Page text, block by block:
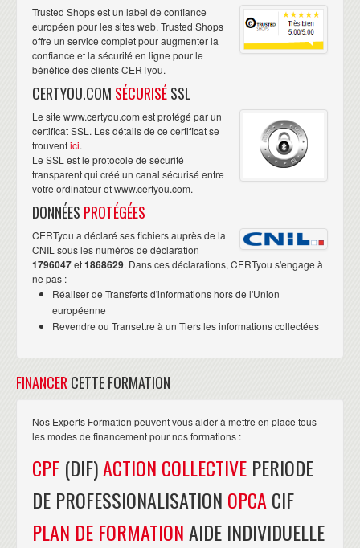
Trusted Shops est un label de confiance
européen pour les sites web. Trusted Shops
offre un service complet pour augmenter la
confiance et la sécurité en ligne pour le
bénéfice des clients CERTyou.
CERTYOU.COM SÉCURISÉSSL
Le site www.certyou.com est protégé par un
certificat SSL. Les détails de ce certificat se
trouventici.
Le SSL est le protocole de sécurité
transparent qui créé un canal sécurisé entre
votre ordinateur et www.certyou.com.
DONNÉES PROTÉGÉES
CERTyou a déclaré ses fichiers auprès de la
CNIL sous les numéros de déclaration
1796047et1868629. Dans ces déclarations, CERTyou s'engage à
ne pas :
Réaliser de Transferts d'informations hors de l'Union
européenne
Revendre ou Transettre à un Tiers les informations collectées
FINANCER CETTE FORMATION
Nos Experts Formation peuvent vous aider à mettre en place tous
les modes de financement pour nos formations :
CPF (DIF)ACTION COLLECTIVE PERIODE
DE PROFESSIONALISATION OPCA CIF
PLAN DE FORMATIONAIDE INDIVIDUELLE